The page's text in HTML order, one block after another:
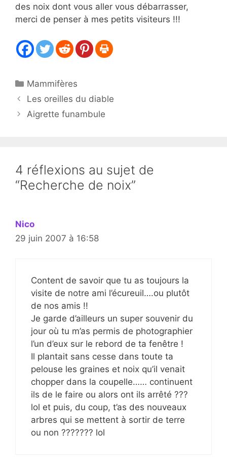
des noix dont vous aller vous débarrasser,
merci de penser à mes petits visiteurs !!!
Catégories
Mammifères
Les oreilles du diable
Aigrette funambule
4 réflexions au sujet de
“Recherche de noix”
Nico
29 juin 2007 à 16:58
Content de savoir que tu as toujours la
visite de notre ami l’écureuil….ou plutôt
de nos amis !!
Je garde d’ailleurs un super souvenir du
jour où tu m’as permis de photographier
l’un d’eux sur le rebord de ta fenêtre !
Il plantait sans cesse dans toute ta
pelouse les graines et noix qu’il venait
chopper dans la coupelle…… continuent
ils de le faire ou alors ont ils arrêté ???
lol et puis, du coup, t’as des nouveaux
arbres qui se mettent à sortir de terre
ou non ??????? lol